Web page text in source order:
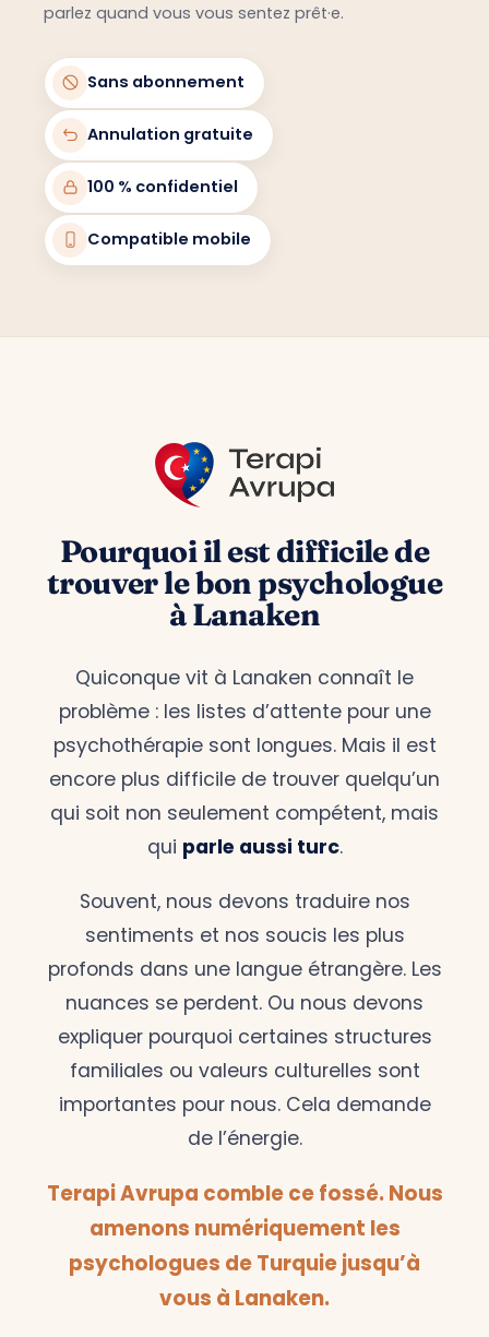
parlez quand vous vous sentez prêt·e.
Sans abonnement
Annulation gratuite
100 % confidentiel
Compatible mobile
Pourquoi il est difficile de
trouver le bon psychologue
à Lanaken
Quiconque vit à Lanaken connaît le
problème : les listes d’attente pour une
psychothérapie sont longues. Mais il est
encore plus difficile de trouver quelqu’un
qui soit non seulement compétent, mais
qui parle aussi turc.
Souvent, nous devons traduire nos
sentiments et nos soucis les plus
profonds dans une langue étrangère. Les
nuances se perdent. Ou nous devons
expliquer pourquoi certaines structures
familiales ou valeurs culturelles sont
importantes pour nous. Cela demande
de l’énergie.
Terapi Avrupa comble ce fossé. Nous
amenons numériquement les
psychologues de Turquie jusqu’à
vous à Lanaken.